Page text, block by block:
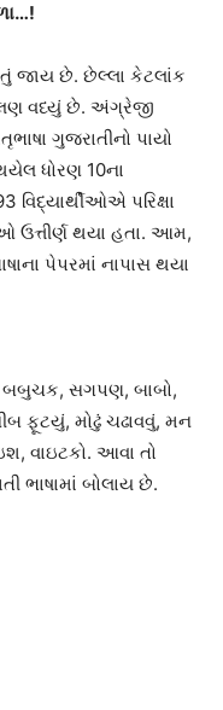
જાય છે. છેલ્લા કેટલાંક
વધ્યું છે. અંગ્રેજી
ગુજરાતીનો પાયો
ધોરણ 10ના
વિદ્યાર્થીઓએ પરિક્ષા
ઉત્તીર્ણ થયા હતા. આમ,
પેપરમાં નાપાસ થયા
બબુચક, સગપણ, બાબો,
ફૂટયું, મોઢું ચઢાવવું, મન
વાઇટકો. આવા તો
ભાષામાં બોલાય છે.